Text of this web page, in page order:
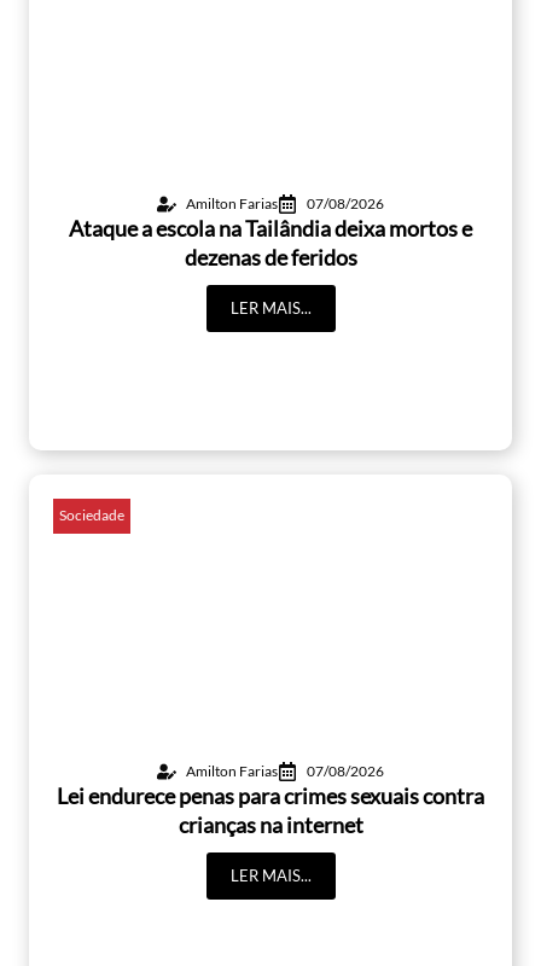
Amilton Farias 07/08/2026
Ataque a escola na Tailândia deixa mortos e
dezenas de feridos
LER MAIS...
Sociedade
Amilton Farias 07/08/2026
Lei endurece penas para crimes sexuais contra
crianças na internet
LER MAIS...